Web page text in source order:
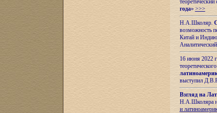
года» >>>
Н.А.Школяр.
возможность
Китай и
16 июня 2022
выступил
Взгляд на
Н.А.Школяра
и